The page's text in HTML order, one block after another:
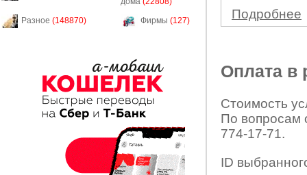
Разное (148870) Фирмы (127) Подробнее
Оплата в
Стоимость
По вопросам
774-17-71.
ID